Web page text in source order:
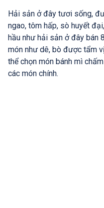
Hải sản ở đây tươi sống,
ngao, tôm hấp, sò huyết
hầu như hải sản ở đây bán
món như dê, bò được tẩm
thể chọn món bánh mì
các món chính.